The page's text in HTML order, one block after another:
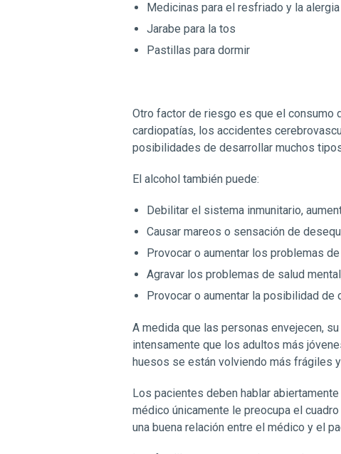
Medicinas para el resfriado y la alergia
Jarabe para la tos
Pastillas para dormir
Otro factor de riesgo es que el consumo
cardiopatías, los accidentes
posibilidades de desarrollar muchos
El alcohol también puede:
Debilitar el sistema inmunitario,
Causar mareos o sensación de
Provocar o aumentar los problemas
Agravar los problemas de salud
Provocar o aumentar la posibilidad de
A medida que las personas envejecen,
intensamente que los adultos más
huesos se están volviendo más frágiles
Los pacientes deben hablar
médico únicamente le preocupa el
una buena relación entre el médico y el